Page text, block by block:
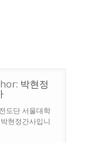
박현정
도단 서울대학
현정간사입니